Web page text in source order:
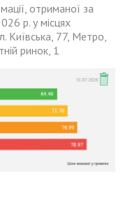
отриманої за
р. у місцях
77, Метро,
ринок, 1